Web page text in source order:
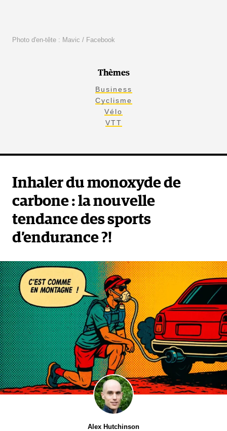
Photo d'en-tête : Mavic / Facebook
Thèmes
Business
Cyclisme
Vélo
VTT
Inhaler du monoxyde de
carbone : la nouvelle
tendance des sports
d’endurance ?!
Alex Hutchinson